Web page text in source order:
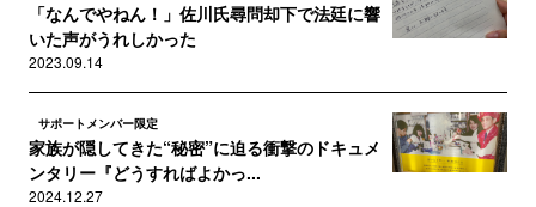
「なんでやねん！」佐川氏尋問却下で法廷に響
いた声がうれしかった
2023.09.14
サポートメンバー限定
家族が隠してきた“秘密”に迫る衝撃のドキュメ
ンタリー『どうすればよかっ...
2024.12.27